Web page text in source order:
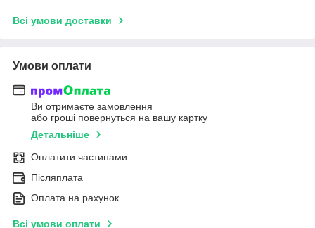
Всі умови доставки
Умови оплати
Ви отримаєте замовлення
або гроші повернуться на вашу картку
Детальніше
Оплатити частинами
Післяплата
Оплата на рахунок
Всі умови оплати